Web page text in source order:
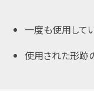
一度も使用して
使用された形跡